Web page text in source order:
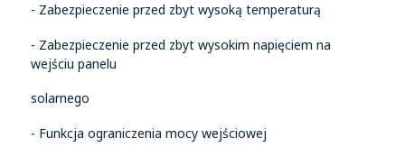
- Zabezpieczenie przed zbyt wysoką temperaturą
- Zabezpieczenie przed zbyt wysokim napięciem na
wejściu panelu
solarnego
- Funkcja ograniczenia mocy wejściowej